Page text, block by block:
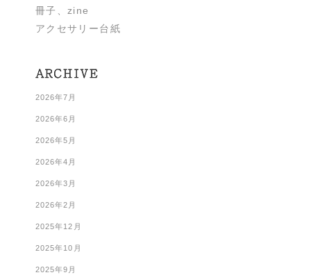
冊子、zine
アクセサリー台紙
2026年7月
2026年6月
2026年5月
2026年4月
2026年3月
2026年2月
2025年12月
2025年10月
2025年9月